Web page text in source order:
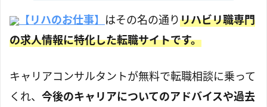
【リハのお仕事】 はその名の通りリハビリ職専門
の求人情報に特化した転職サイトです。
キャリアコンサルタントが無料で転職相談に乗って
くれ、 今後のキャリアについてのアドバイスや過去